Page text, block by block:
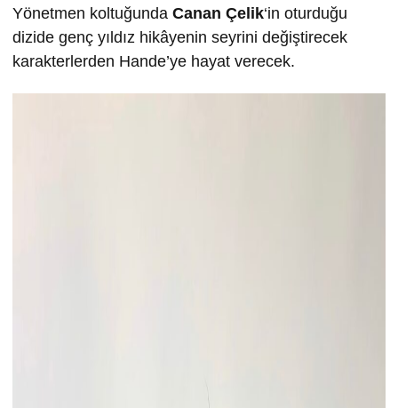
Yönetmen koltuğunda Canan Çelik‘in oturduğu
dizide genç yıldız hikâyenin seyrini değiştirecek
karakterlerden Hande’ye hayat verecek.